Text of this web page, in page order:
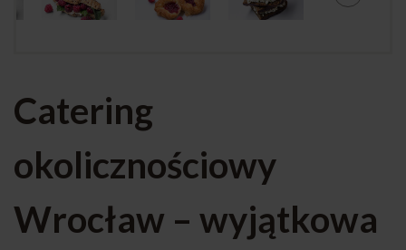
Catering
okolicznościowy
Wrocław – wyjątkowa